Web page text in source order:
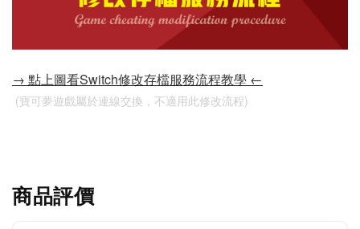
→ 點上圖看Switch修改存檔服務流程教學 ←
(寶可夢遊戲屬於連線交換，不適用此修改流程)
商品評價